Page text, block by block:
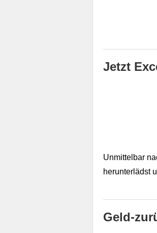
Jetzt
Unmittelbar
herunterlädst
Geld-